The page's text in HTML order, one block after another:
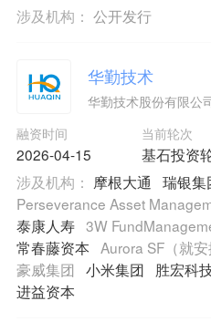
涉及机构： 公开发行
华勤技术
华勤技术股份有限公
融资时间
2026-04-15
当前轮次
基石投资
涉及机构： 摩根大通 瑞银集
Perseverance Asset
泰康人寿 3W
常春藤资本 Aurora SF（就安
豪威集团
小米集团 胜宏科
进益资本